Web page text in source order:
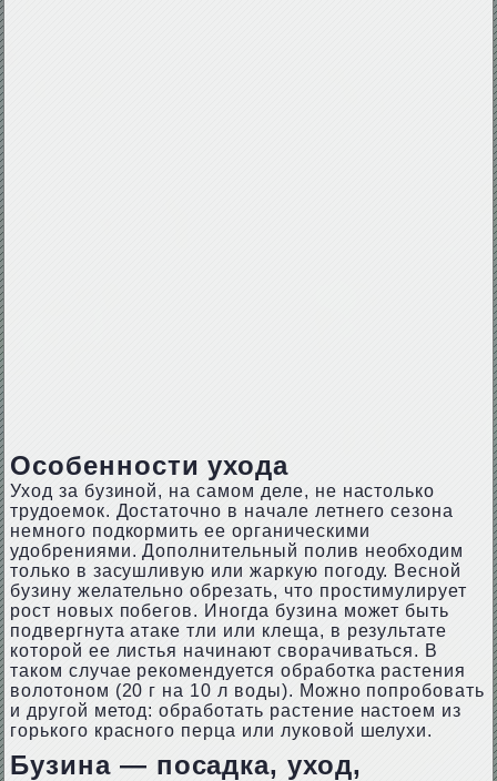
Особенности ухода
Уход за бузиной, на самом деле, не настолько
трудоемок. Достаточно в начале летнего сезона
немного подкормить ее органическими
удобрениями. Дополнительный полив необходим
только в засушливую или жаркую погоду. Весной
бузину желательно обрезать, что простимулирует
рост новых побегов. Иногда бузина может быть
подвергнута атаке тли или клеща, в результате
которой ее листья начинают сворачиваться. В
таком случае рекомендуется обработка растения
волотоном (20 г на 10 л воды). Можно попробовать
и другой метод: обработать растение настоем из
горького красного перца или луковой шелухи.
Бузина — посадка, уход,